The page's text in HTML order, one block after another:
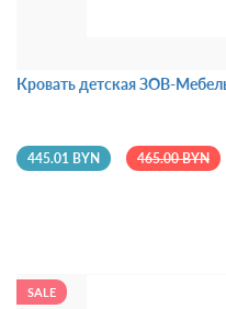
Кровать детская ЗОВ-
445.01 BYN 465.00 BYN
SALE